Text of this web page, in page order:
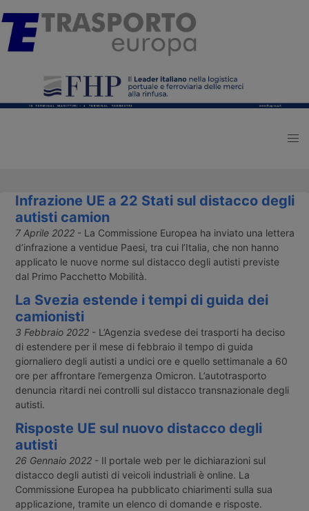
Infrazione UE a 22 Stati sul distacco degli
autisti camion
7 Aprile 2022- La Commissione Europea ha inviato una lettera
d’infrazione a ventidue Paesi, tra cui l’Italia, che non hanno
applicato le nuove norme sul distacco degli autisti previste
dal Primo Pacchetto Mobilità.
La Svezia estende i tempi di guida dei
camionisti
3 Febbraio 2022- L’Agenzia svedese dei trasporti ha deciso
di estendere per il mese di febbraio il tempo di guida
giornaliero degli autisti a undici ore e quello settimanale a 60
ore per affrontare l’emergenza Omicron. L’autotrasporto
denuncia ritardi nei controlli sul distacco transnazionale degli
autisti.
Risposte UE sul nuovo distacco degli
autisti
26 Gennaio 2022- Il portale web per le dichiarazioni sul
distacco degli autisti di veicoli industriali è online. La
Commissione Europea ha pubblicato chiarimenti sulla sua
applicazione, tramite un elenco di domande e risposte.